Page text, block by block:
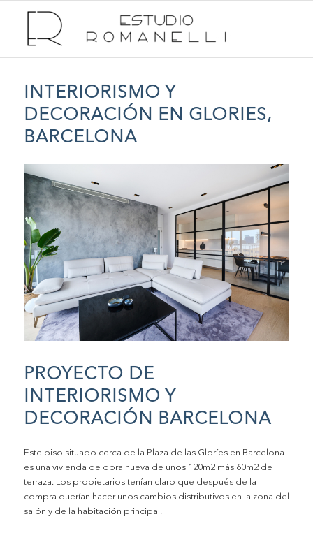
INTERIORISMO Y
DECORACIÓN EN GLORIES,
BARCELONA
PROYECTO DE
INTERIORISMO Y
DECORACIÓN BARCELONA
Este piso situado cerca de la Plaza de las Gloríes en Barcelona
es una vivienda de obra nueva de unos 120m2 más 60m2 de
terraza. Los propietarios tenían claro que después de la
compra querían hacer unos cambios distributivos en la zona del
salón y de la habitación principal.